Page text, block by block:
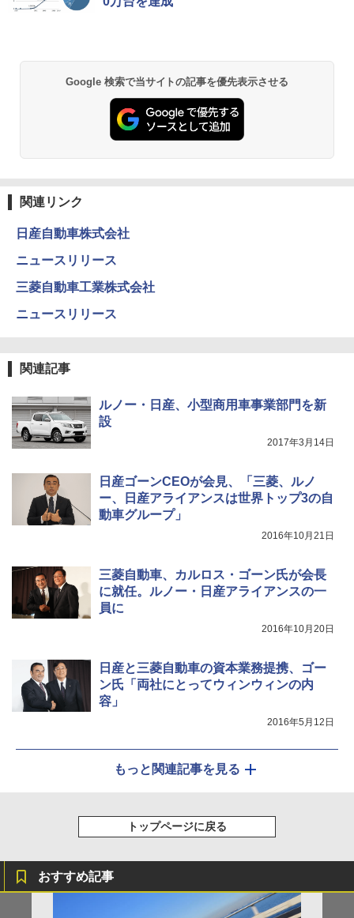
Google 検索で当サイトの記事を優先表示させる
関連リンク
日産自動車株式会社
ニュースリリース
三菱自動車工業株式会社
ニュースリリース
関連記事
ルノー・日産、小型商用車事業部門を新
設
2017年3月14日
日産ゴーンCEOが会見、「三菱、ルノ
ー、日産アライアンスは世界トップ3の自
動車グループ」
2016年10月21日
三菱自動車、カルロス・ゴーン氏が会長
に就任。ルノー・日産アライアンスの一
員に
2016年10月20日
日産と三菱自動車の資本業務提携、ゴー
ン氏「両社にとってウィンウィンの内
容」
2016年5月12日
もっと関連記事を見る
トップページに戻る
おすすめ記事